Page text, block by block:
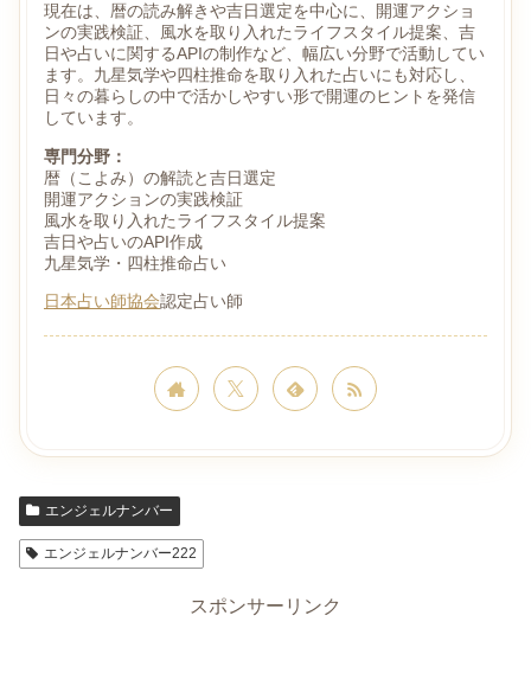
現在は、暦の読み解きや吉日選定を中心に、開運アクショ
ンの実践検証、風水を取り入れたライフスタイル提案、吉
日や占いに関するAPIの制作など、幅広い分野で活動してい
ます。九星気学や四柱推命を取り入れた占いにも対応し、
日々の暮らしの中で活かしやすい形で開運のヒントを発信
しています。
専門分野：
暦（こよみ）の解読と吉日選定
開運アクションの実践検証
風水を取り入れたライフスタイル提案
吉日や占いのAPI作成
九星気学・四柱推命占い
日本占い師協会認定占い師
エンジェルナンバー
エンジェルナンバー222
スポンサーリンク